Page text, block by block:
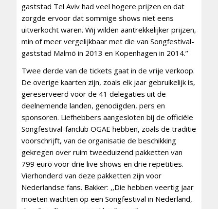
gaststad Tel Aviv had veel hogere prijzen en dat
zorgde ervoor dat sommige shows niet eens
uitverkocht waren. Wij wilden aantrekkelijker prijzen,
min of meer vergelijkbaar met die van Songfestival-
gaststad Malmö in 2013 en Kopenhagen in 2014.’’
Twee derde van de tickets gaat in de vrije verkoop.
De overige kaarten zijn, zoals elk jaar gebruikelijk is,
gereserveerd voor de 41 delegaties uit de
deelnemende landen, genodigden, pers en
sponsoren. Liefhebbers aangesloten bij de officiële
Songfestival-fanclub OGAE hebben, zoals de traditie
voorschrijft, van de organisatie de beschikking
gekregen over ruim tweeduizend pakketten van
799 euro voor drie live shows en drie repetities.
Vierhonderd van deze pakketten zijn voor
Nederlandse fans. Bakker: ,,Die hebben veertig jaar
moeten wachten op een Songfestival in Nederland,